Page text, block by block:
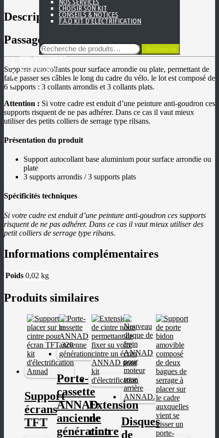
NOS SERVICES
CHOISIR SON KIT
CONSEILS & NOTICES
F.A.Q KIT D’ÉLECTRIFICATION
Recherche
pour : Recherche
NOS BOUTIQUES
MON COMPTE
KIT
VÉLOS
CBT
SOCIÉTÉ
NOS
ACTUALITÉS
LANGUES
MOTEURS
ÉQUIPEMENTS
SUPPORTS
ROUE
AVANT
ROUE
ARRIÈRE
BATTERIES
BATTERIES
TRAPÈZE
CHARGEURS
ÉCRANS/COMPTEURS
PNEUS
CÂBLES
SERVICES
CHOISIR
CONSEILS
x)
Description
Passages de câbles autocollants
Supports autocollants pour surface arrondie ou plate, permettant de
faire passer ses câbles le long du cadre du vélo. le lot est composé de
6 supports : 3 collants arrondis et 3 collants plats.
Attention : Si votre cadre est enduit d’une peinture anti-goudron ces
supports risquent de ne pas adhérer. Dans ce cas il vaut mieux
utiliser des petits colliers de serrage type rilsans.
Présentation du produit
Support autocollant base aluminium pour surface arrondie ou
plate
3 supports arrondis / 3 supports plats
Spécificités techniques
Si votre cadre est enduit d’une peinture anti-goudron ces supports
risquent de ne pas adhérer. Dans ce cas il vaut mieux utiliser des
petit colliers de serrage type rilsans.
Informations complémentaires
Poids 0,02 kg
Produits similaires
Support
écrans
TFT
Porte-
cassette
ANNAD
ancienne
génération
Extension
de
cintre
Disques
de